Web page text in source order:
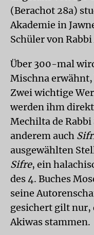
(Berachot 28a)
Akademie in
Schüler von
Über 300-mal
Mischna
Zwei wichtige
werden ihm
Mechilta de
anderem auch
ausgewählten
Sifre, ein
des 4. Buches
seine
gesichert gilt nur,
Akiwas stammen.